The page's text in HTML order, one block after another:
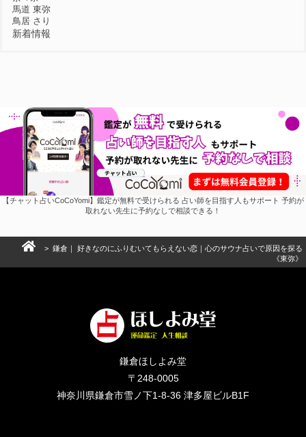
馬道 東弥
鳥居 さり
新着情報
【チャット占いCoCoYomi】鑑定が無料で受けられる 占い師を目指す人もサポート 予約が
取れない先生に予約なしで相談できる！
> 鎌倉｜ 好きなのにふりむいてもらえない恋｜心のサウナ占いで原因を探る
《東弥》
鎌倉ほしよみ堂
〒248-0005
神奈川県鎌倉市雪ノ下1-8-36 津多屋ビルB1F